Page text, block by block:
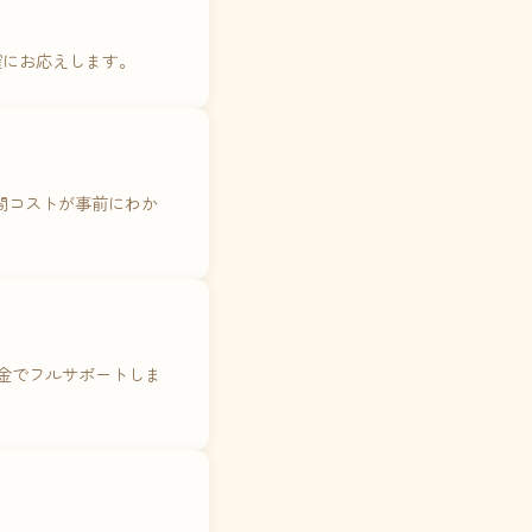
お応えします。
コストが事前にわか
でフルサポートしま